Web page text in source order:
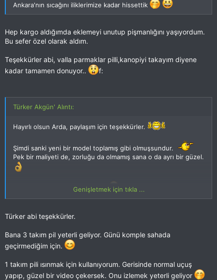
Ankara'nın sıcağını iliklerimize kadar hissettik
Hep kargo aldığımda eklemeyi unutup pişmanlığını yaşıyordum.
Bu sefer özel olarak aldım.
Teşekkürler abi, valla parmaklar pilli,kanopiyi takayım diyene
kadar tamamen donuyor..
f:
Türker Akgün' Alıntı:
Hayırlı olsun Arda, paylaşım için teşekkürler.
Şimdi sanki yeni bir model toplamış gibi olmuşsundur.
Pek bir maliyeti de, zorluğu da olmamış sana o da ayrı bir güzel.
Kırımsız, keyifli uçuşların olsun.
uçuş süresinin yetersizliği konusunda Rasim'e katılıyorum.
diyebilirim. Ama sınıf itibariyle pil maliyetlerinin düşük olması bu
açığın pil sayısı arttırılarak bir nebze olsun kapatılabilmesine izin
veriyor. Bende 6 tane pili var örneğin, saha şarjla falanda
uğraşmadan tüm günü geçirebiliyorum rahatlıkla. :agreed:
Fakat 1400 mah pillerle uçuş sürem 4dk. olabiliyor ancak. :-\
Genişletmek için tıkla ...
Türker abi teşekkürler.
Bana 3 takım pil yeterli geliyor. Günü komple sahada
geçirmediğim için.
1 takım pili ısınmak için kullanıyorum. Gerisinde normal uçuş
yapıp, güzel bir video çekersek. Onu izlemek yeterli geliyor